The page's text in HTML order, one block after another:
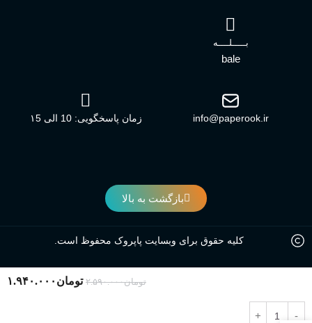
تومان۲.۵۹۰.۰۰۰ تومان ۱.۹۴۰.۰۰۰
بـــــلــــه
bale
info@paperook.ir زمان پاسخگویی: 10 الی ۱5
بازگشت به بالا
کلیه حقوق برای وبسایت پاپروک محفوظ است.